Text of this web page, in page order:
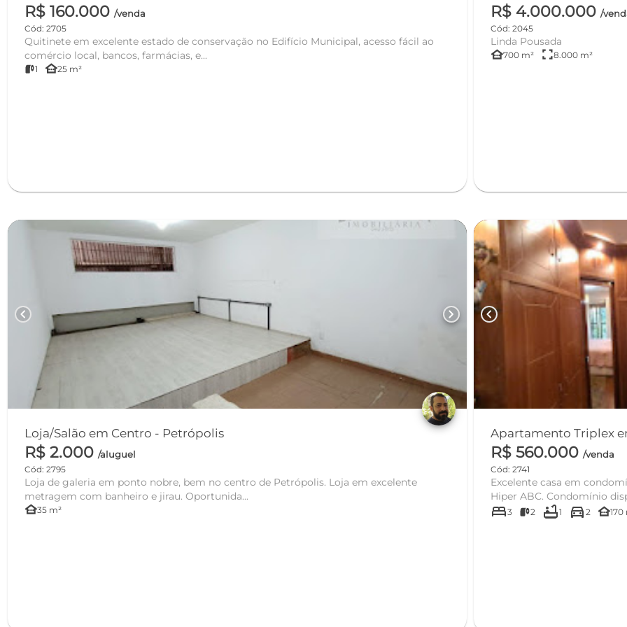
R$ 160.000 /venda
Cód: 2705
Quitinete em excelente estado de conservação no Edifício Municipal, acesso fácil ao
comércio local, bancos, farmácias, e...
1 other_houses25 m²
R$ 4.000.000/
Cód: 2045
Linda Pousada
other_houses700 m² fullscreen8.000 m²
chevron_left chevron_right
Loja/Salão em Centro - Petrópolis
R$ 2.000 /aluguel
Cód: 2795
Loja de galeria em ponto nobre, bem no centro de Petrópolis. Loja em excelente
metragem com banheiro e jirau. Oportunida...
other_houses35 m²
chevron_left
R$ 560.000/venda
Cód: 2741
Excelente casa em
Hiper ABC. Condomínio
bed3 2 bathtub1 directions_car 2 other_houses170